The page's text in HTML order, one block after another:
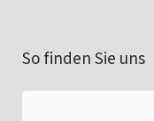
So finden Sie uns